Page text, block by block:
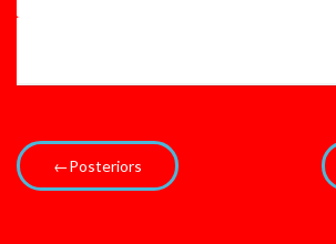
...
.
←Posteriors